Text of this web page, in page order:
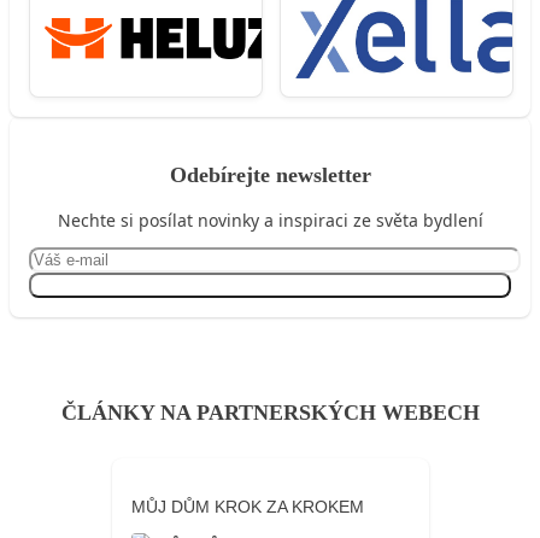
Odebírejte newsletter
Nechte si posílat novinky a inspiraci ze světa bydlení
ČLÁNKY NA PARTNERSKÝCH WEBECH
MŮJ DŮM KROK ZA KROKEM